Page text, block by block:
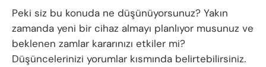
Peki siz bu konuda ne düşünüyorsunuz? Yakın
zamanda yeni bir cihaz almayı planlıyor musunuz ve
beklenen zamlar kararınızı etkiler mi?
Düşüncelerinizi yorumlar kısmında belirtebilirsiniz.